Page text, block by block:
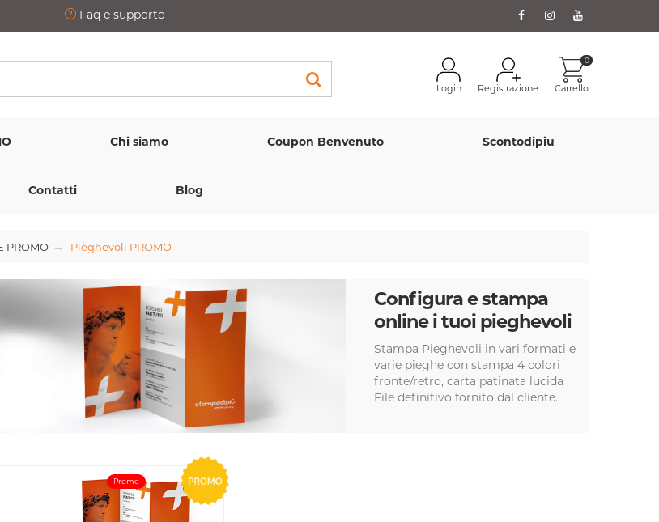
Faq e supporto
Login Registrazione Carrello
0
Chi siamo Coupon Benvenuto Scontodipiu
Contatti Blog
PROMO Pieghevoli PROMO
Configura e stampa
online i tuoi pieghevoli
Stampa Pieghevoli in vari formati e
varie pieghe con stampa 4 colori
fronte/retro, carta patinata lucida
File definitivo fornito dal cliente.
Promo